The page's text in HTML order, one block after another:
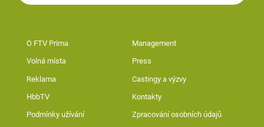
O FTV Prima Management
Volná místa Press
Reklama Castingy a výzvy
HbbTV Kontakty
Podmínky užívání Zpracování osobních údajů